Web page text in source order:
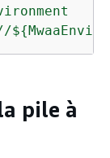
${
pile à